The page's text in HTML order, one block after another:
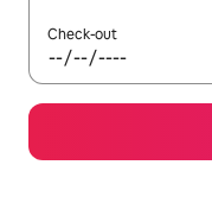
Check-out